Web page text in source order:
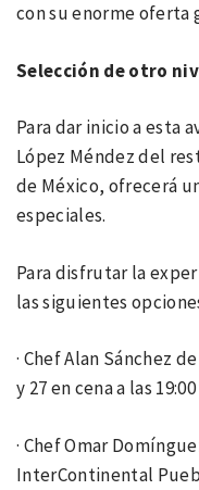
con su enorme oferta
Selección de otro
Para dar inicio a esta
López Méndez del
de México, ofrecerá
especiales.
Para disfrutar la
las siguientes
· Chef Alan Sánchez
y 27 en cena a las
· Chef Omar
InterContinental